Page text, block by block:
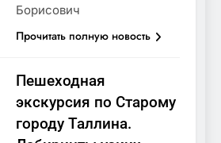
Борисович
Прочитать полную новость
Пешеходная
экскурсия по Старому
городу Таллина.